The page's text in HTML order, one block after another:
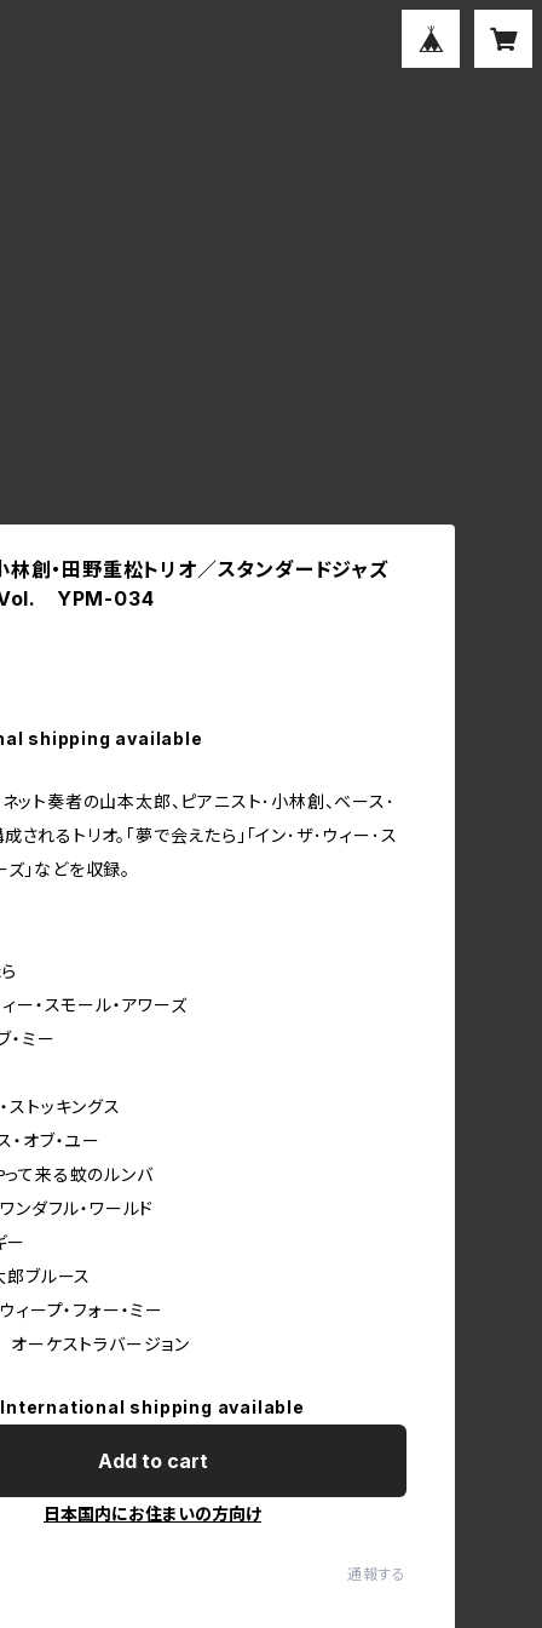
林創・田野重松トリオ／スタンダードジャズ
Vol. YPM-034
shipping available
ット奏者の山本太郎、ピアニスト･小林創、ベース･
されるトリオ。「夢で会えたら」「イン･ザ･ウィー･ス
」などを収録。
ィー・スモール・アワーズ
・ミー
ストッキングス
・オブ・ユー
て来る蚊のルンバ
ンダフル・ワールド
ー
郎ブルース
ィープ・フォー・ミー
ーケストラバージョン
International shipping available
Add to cart
日本国内にお住まいの方向け
通報する